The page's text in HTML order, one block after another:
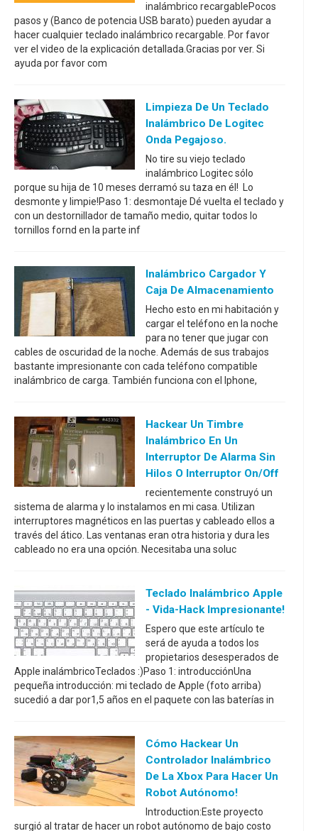
inalámbrico recargablePocos
pasos y (Banco de potencia USB barato) pueden ayudar a
hacer cualquier teclado inalámbrico recargable. Por favor
ver el video de la explicación detallada.Gracias por ver. Si
ayuda por favor com
Limpieza De Un Teclado
Inalámbrico De Logitec
Onda Pegajoso.
No tire su viejo teclado
inalámbrico Logitec sólo
porque su hija de 10 meses derramó su taza en él! Lo
desmonte y limpie!Paso 1: desmontaje Dé vuelta el teclado y
con un destornillador de tamaño medio, quitar todos lo
tornillos fornd en la parte inf
Inalámbrico Cargador Y
Caja De Almacenamiento
Hecho esto en mi habitación y
cargar el teléfono en la noche
para no tener que jugar con
cables de oscuridad de la noche. Además de sus trabajos
bastante impresionante con cada teléfono compatible
inalámbrico de carga. También funciona con el Iphone,
Hackear Un Timbre
Inalámbrico En Un
Interruptor De Alarma Sin
Hilos O Interruptor On/off
recientemente construyó un
sistema de alarma y lo instalamos en mi casa. Utilizan
interruptores magnéticos en las puertas y cableado ellos a
través del ático. Las ventanas eran otra historia y dura les
cableado no era una opción. Necesitaba una soluc
Teclado Inalámbrico Apple
- Vida-Hack Impresionante!
Espero que este artículo te
será de ayuda a todos los
propietarios desesperados de
Apple inalámbricoTeclados :)Paso 1: introducciónUna
pequeña introducción: mi teclado de Apple (foto arriba)
sucedió a dar por1,5 años en el paquete con las baterías in
Cómo Hackear Un
Controlador Inalámbrico
De La Xbox Para Hacer Un
Robot Autónomo!
Introduction:Este proyecto
surgió al tratar de hacer un robot autónomo de bajo costo